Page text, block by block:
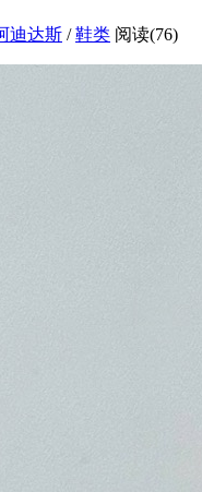
迪达斯 /鞋类 阅读(76)